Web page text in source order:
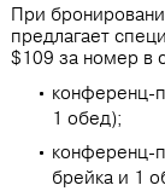
При
предлагает
$109 за номер в
конференц-
1 обед);
конференц-
брейка и 1